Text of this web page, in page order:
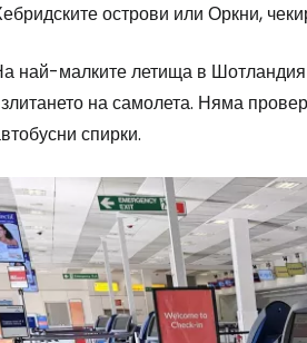
острови или Оркни,
най-малките летища в Шотландия
на самолета. Няма
спирки.
... световната